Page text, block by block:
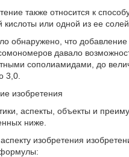
также относится к
или одной из ее солей.
обнаружено, что
давало
сополиамидами, до
3,0.
изобретения
аспекты, объекты и
ниже.
изобретения